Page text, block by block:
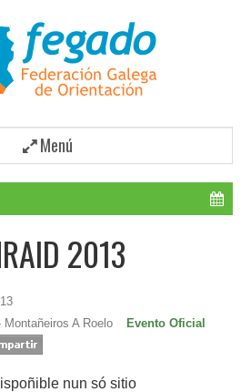
Menú
2013
A Roelo
Evento Oficial
nun só sitio